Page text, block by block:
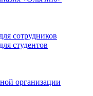
сотрудников
студентов
организации